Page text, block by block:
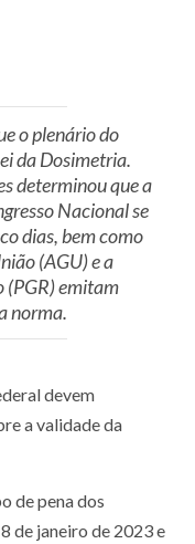
o plenário do
da Dosimetria.
determinou que a
Nacional se
dias, bem como
(AGU) e a
(PGR) emitam
norma.
devem
a validade da
de pena dos
de janeiro de 2023 e